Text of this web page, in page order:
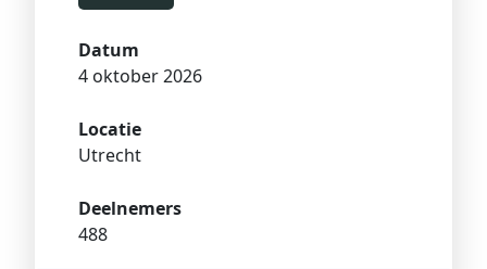
Datum
4 oktober 2026
Locatie
Utrecht
Deelnemers
488